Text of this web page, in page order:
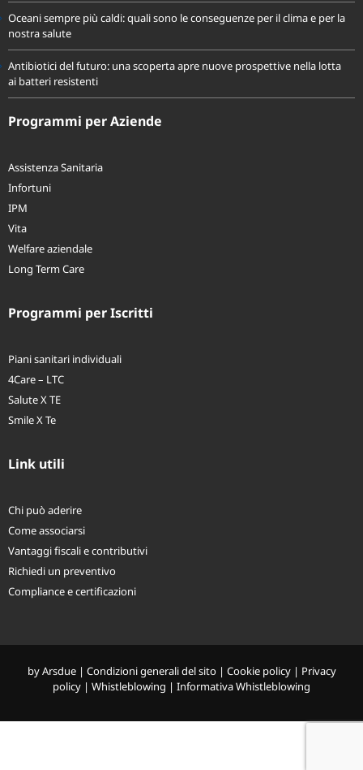
Oceani sempre più caldi: quali sono le conseguenze per il clima e per la
nostra salute
Antibiotici del futuro: una scoperta apre nuove prospettive nella lotta
ai batteri resistenti
Programmi per Aziende
Assistenza Sanitaria
Infortuni
IPM
Vita
Welfare aziendale
Long Term Care
Programmi per Iscritti
Piani sanitari individuali
4Care – LTC
Salute X TE
Smile X Te
Link utili
Chi può aderire
Come associarsi
Vantaggi fiscali e contributivi
Richiedi un preventivo
Compliance e certificazioni
by Arsdue| Condizioni generali del sito| Cookie policy | Privacy
policy | Whistleblowing | Informativa Whistleblowing